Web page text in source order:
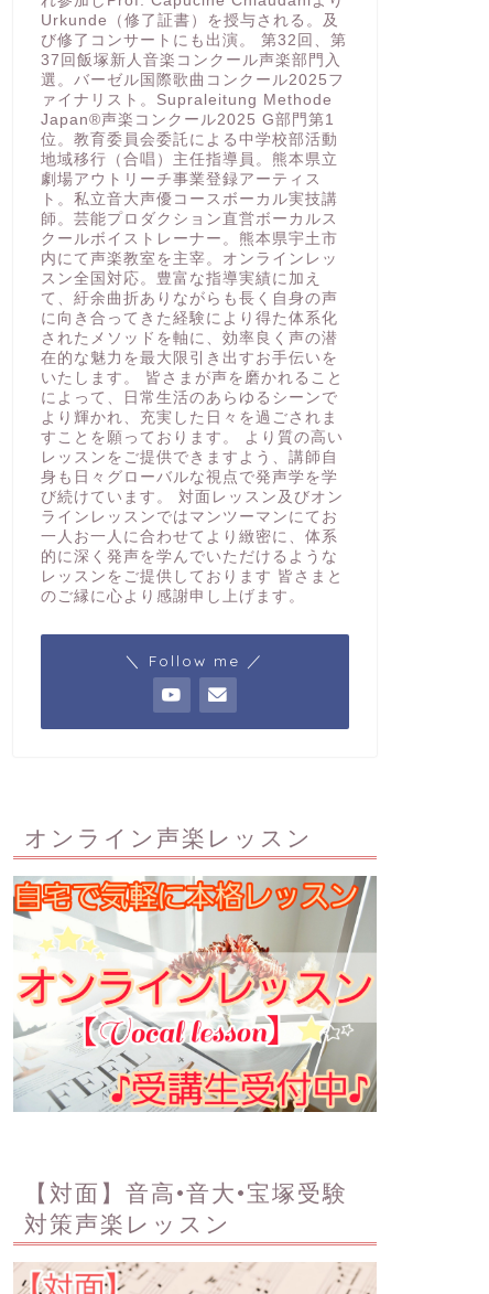
Urkunde（修了証書）を授与される。及
び修了コンサートにも出演。 第32回、第
37回飯塚新人音楽コンクール声楽部門入
選。バーゼル国際歌曲コンクール2025フ
ァイナリスト。Supraleitung Methode
Japan®️声楽コンクール2025 G部門第1
位。教育委員会委託による中学校部活動
地域移行（合唱）主任指導員。熊本県立
劇場アウトリーチ事業登録アーティス
ト。私立音大声優コースボーカル実技講
師。芸能プロダクション直営ボーカルス
クールボイストレーナー。熊本県宇土市
内にて声楽教室を主宰。オンラインレッ
スン全国対応。豊富な指導実績に加え
て、紆余曲折ありながらも長く自身の声
に向き合ってきた経験により得た体系化
されたメソッドを軸に、効率良く声の潜
在的な魅力を最大限引き出すお手伝いを
いたします。 皆さまが声を磨かれること
によって、日常生活のあらゆるシーンで
より輝かれ、充実した日々を過ごされま
すことを願っております。 より質の高い
レッスンをご提供できますよう、講師自
身も日々グローバルな視点で発声学を学
び続けています。 対面レッスン及びオン
ラインレッスンではマンツーマンにてお
一人お一人に合わせてより緻密に、体系
的に深く発声を学んでいただけるような
レッスンをご提供しております 皆さまと
のご縁に心より感謝申し上げます。
＼ Follow me ／
オンライン声楽レッスン
【対面】音高•音大•宝塚受験
対策声楽レッスン